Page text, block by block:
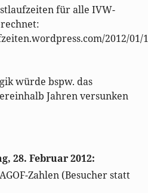
für alle IVW-
2012/01/
würde bspw. das
Jahren versunken
28. Februar 2012:
Zahlen (Besucher statt